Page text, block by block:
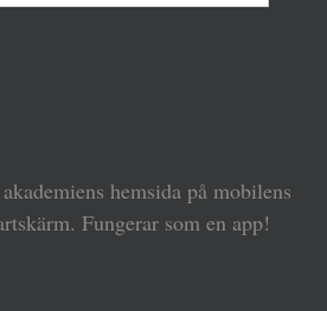
hemsida på mobilens
Fungerar som en app!